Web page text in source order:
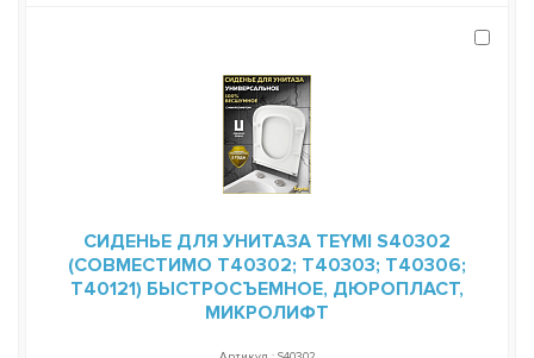
СИДЕНЬЕ ДЛЯ УНИТАЗА TEYMI S40302
(СОВМЕСТИМО T40302; T40303; T40306;
T40121) БЫСТРОСЪЕМНОЕ, ДЮРОПЛАСТ,
МИКРОЛИФТ